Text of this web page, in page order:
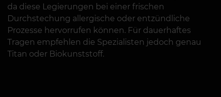
da diese Legierungen bei einer frischen
Durchstechung allergische oder entzündliche
Prozesse hervorrufen können. Für dauerhaftes
Tragen empfehlen die Spezialisten jedoch genau
Titan oder Biokunststoff.